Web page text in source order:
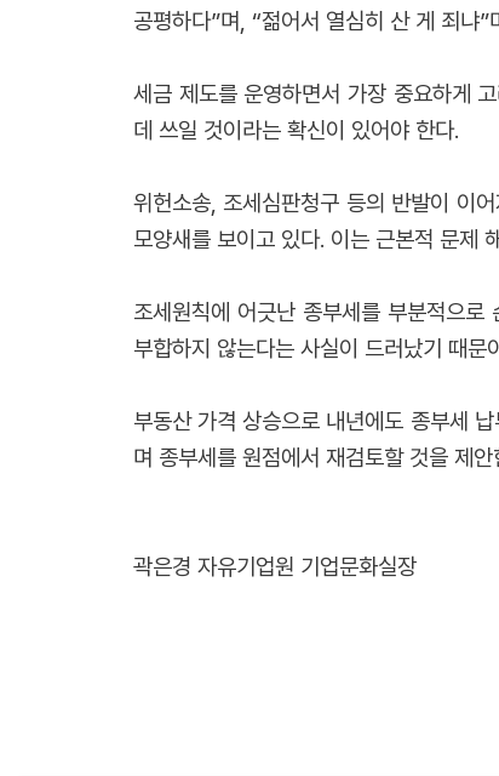
공평하다”며, “젊어서 열심히 산 게 죄냐
세금 제도를 운영하면서 가장 중요하게
데 쓰일 것이라는 확신이 있어야 한다.
위헌소송, 조세심판청구 등의 반발이 이
모양새를 보이고 있다. 이는 근본적 문제
조세원칙에 어긋난 종부세를 부분적으
부합하지 않는다는 사실이 드러났기 때
부동산 가격 상승으로 내년에도 종부세
며 종부세를 원점에서 재검토할 것을 제안
곽은경 자유기업원 기업문화실장